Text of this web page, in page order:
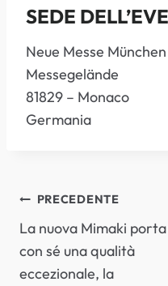
SEDE
Neue Messe München
Messegelände
81829 – Monaco
Germania
NAVIGAZIONE
ARTICOLI
PRECEDENTE
La nuova Mimaki porta
con sé una qualità
eccezionale, la